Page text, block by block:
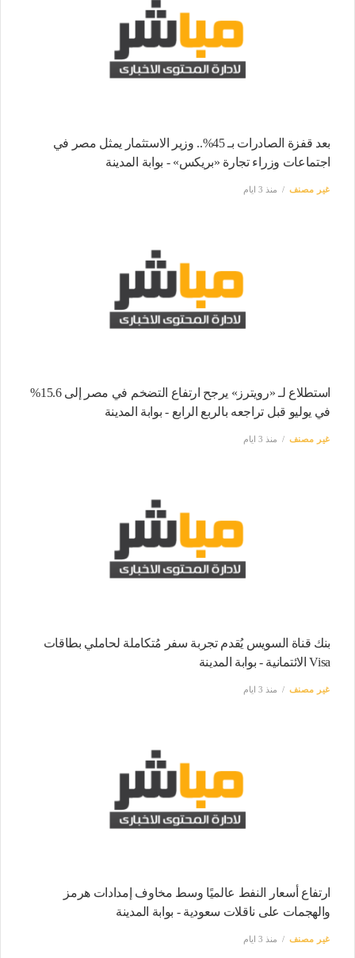
بعد قفزة الصادرات بـ 45%.. وزير الاستثمار يمثل مصر في
اجتماعات وزراء تجارة «بريكس» - بوابة المدينة
غير مصنف منذ 3 ايام
استطلاع لـ «رويترز» يرجح ارتفاع التضخم في مصر إلى 15.6%
في يوليو قبل تراجعه بالربع الرابع - بوابة المدينة
غير مصنف منذ 3 ايام
بنك قناة السويس يُقدم تجربة سفر مُتكاملة لحاملي بطاقات
Visa الائتمانية - بوابة المدينة
غير مصنف منذ 3 ايام
ارتفاع أسعار النفط عالميًا وسط مخاوف إمدادات هرمز
والهجمات على ناقلات سعودية - بوابة المدينة
غير مصنف منذ 3 ايام